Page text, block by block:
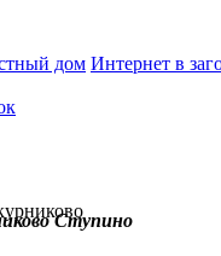
дом Интернет в
Ступино